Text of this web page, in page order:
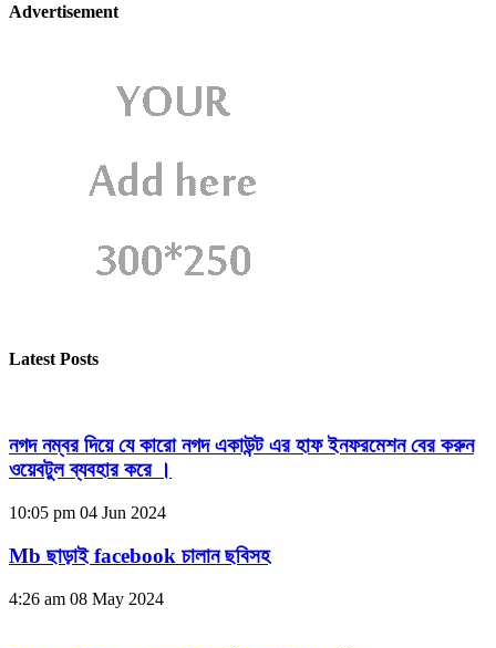
Advertisement
Latest Posts
নগদ নম্বর দিয়ে যে কারো নগদ একাউন্ট এর হাফ ইনফরমেশন বের করুন
ওয়েবটুল ব্যবহার করে ।
10:05 pm 04 Jun 2024
Mb ছাড়াই facebook চালান ছবিসহ
4:26 am 08 May 2024